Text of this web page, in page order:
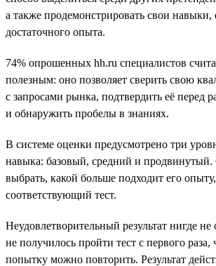
а также продемонстрировать свои навыки,
достаточного опыта.
74% опрошенных hh.ru специалистов
полезным: оно позволяет сверить свою
с запросами рынка, подтвердить её перед
и обнаружить пробелы в знаниях.
В системе оценки предусмотрено три
навыка: базовый, средний и продвинутый.
выбрать, какой больше подходит его
соответствующий тест.
Неудовлетворительный результат нигде не
не получилось пройти тест с первого раза,
попытку можно повторить. Результат